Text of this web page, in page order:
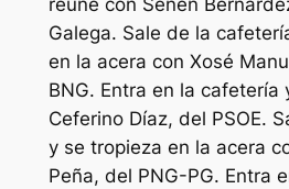
reúne con Senén
Galega. Sale de la
en la acera con Xosé
BNG. Entra en la cafetería
Ceferino Díaz, del PSOE.
y se tropieza en la acera
Peña, del PNG-PG. Entra